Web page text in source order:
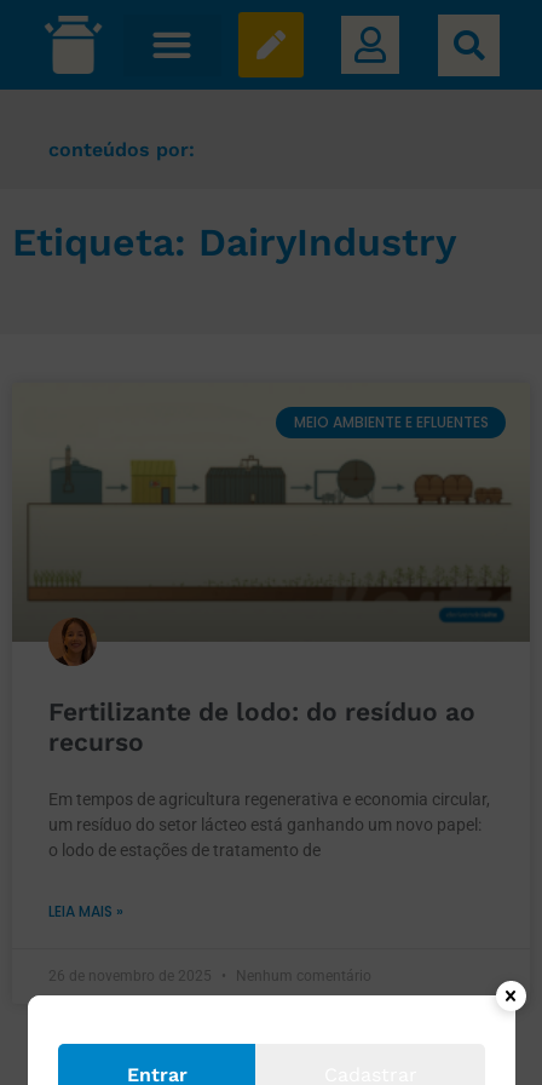
conteúdos por:
Etiqueta: DairyIndustry
MEIO AMBIENTE E EFLUENTES
Fertilizante de lodo: do resíduo ao
recurso
Em tempos de agricultura regenerativa e economia circular,
um resíduo do setor lácteo está ganhando um novo papel:
o lodo de estações de tratamento de
LEIA MAIS »
26 de novembro de 2025 Nenhum comentário
Entrar